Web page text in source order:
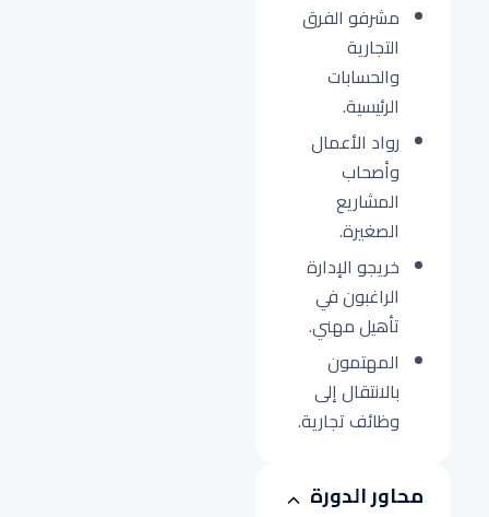
مشرفو الفرق
التجارية
والحسابات
الرئيسية.
رواد الأعمال
وأصحاب
المشاريع
الصغيرة.
خريجو الإدارة
الراغبون في
تأهيل مهني.
المهتمون
بالانتقال إلى
وظائف تجارية.
محاور الدورة